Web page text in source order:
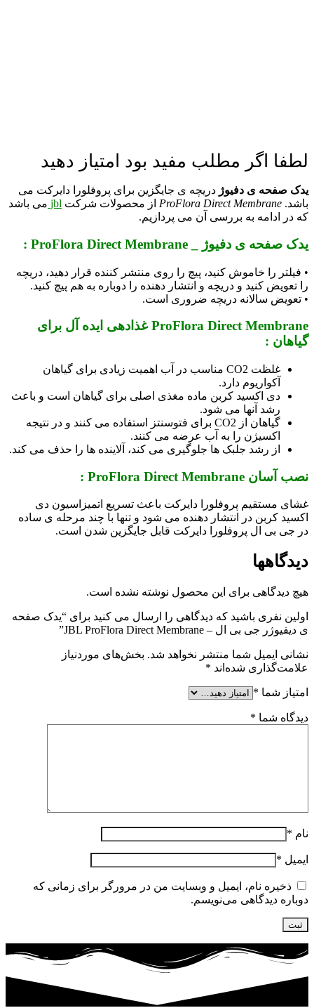
لطفا اگر مطلب مفید بود امتیاز دهید
یدک صفحه ی دفیوژ دریچه ی جایگزین برای پروفلورا دایرکت می
باشد. ProFlora Direct Membrane از محصولات شرکت jbl می باشد
که در ادامه به بررسی آن می پردازیم.
یدک صفحه ی دفیوژ
• فیلتر را خاموش کنید، پیچ را روی منتشر کننده قرار دهید، دریچه
را تعویض کنید و دریچه و انتشار دهنده را دوباره به هم پیچ کنید.
• تعویض سالانه دریچه ضروری است.
ProFlora Direct Membrane غذادهی ایده آل برای
گیاهان :
غلظت CO2 مناسب در آب اهمیت زیادی برای گیاهان
آکواریوم دارد.
دی اکسید کربن ماده مغذی اصلی برای گیاهان است و باعث
رشد آنها می شود.
گیاهان از CO2 برای فتوسنتز استفاده می کنند و در نتیجه
اکسیژن را به آب عرضه می کنند.
از رشد جلبک ها جلوگیری می کند، آلاینده ها را حذف می کند.
نصب آسان ProFlora Direct Membrane :
غشای مستقیم پروفلورا دایرکت باعث تسریع اتمیزاسیون دی
اکسید کربن در انتشار دهنده می شود و تنها با چند مرحله ی ساده
در جی بی ال پروفلورا دایرکت قابل جایگزین شدن است.
دیدگاهها
هیچ دیدگاهی برای این محصول نوشته نشده است.
اولین نفری باشید که دیدگاهی را ارسال می کنید برای “یدک صفحه
ی دیفیوژر جی بی ال – JBL ProFlora Direct Membrane”
نشانی ایمیل شما منتشر نخواهد شد. بخش‌های موردنیاز
علامت‌گذاری شده‌اند *
امتیاز شما *
دیدگاه شما *
نام *
ایمیل *
ذخیره نام، ایمیل و وبسایت من در مرورگر برای زمانی که
دوباره دیدگاهی می‌نویسم.